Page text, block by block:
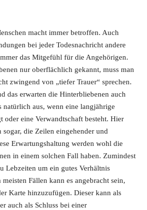
macht immer betroffen. Auch
bei jeder Todesnachricht andere
das Mitgefühl für die Angehörigen.
nur oberflächlich gekannt, muss man
zwingend von „tiefer Trauer“ sprechen.
das erwarten die Hinterbliebenen auch
natürlich aus, wenn eine langjährige
oder eine Verwandtschaft besteht. Hier
sogar, die Zeilen eingehender und
Erwartungshaltung werden wohl die
in einem solchen Fall haben. Zumindest
Lebzeiten um ein gutes Verhältnis
Fällen kann es angebracht sein,
Karte hinzuzufügen. Dieser kann als
auch als Schluss bei einer